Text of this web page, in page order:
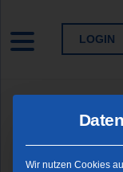
content
Wir nutzen Cookies
LOGIN